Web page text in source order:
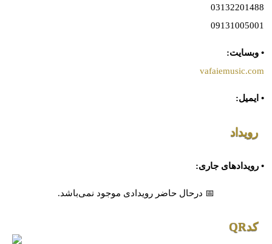
03132201488
09131005001
• وبسایت:
vafaiemusic.com
• ایمیل:
رویداد
• رویدادهای جاری:
📅 درحال حاضر رویدادی موجود نمی‌باشد.
کدQR